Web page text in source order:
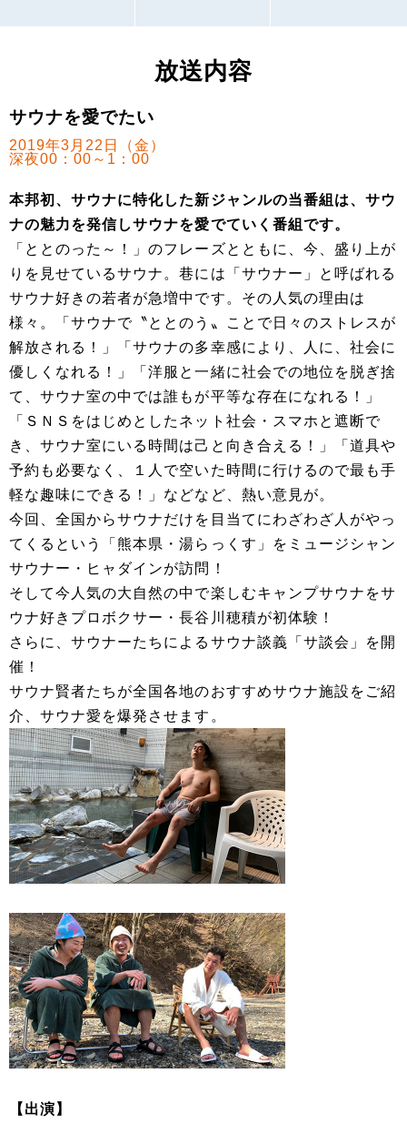
放送内容
サウナを愛でたい
2019年3月22日（金）
深夜00：00～1：00
本邦初、サウナに特化した新ジャンルの当番組は、サウ
ナの魅力を発信しサウナを愛でていく番組です。
「ととのった～！」のフレーズとともに、今、盛り上が
りを見せているサウナ。巷には「サウナー」と呼ばれる
サウナ好きの若者が急増中です。その人気の理由は
様々。「サウナで〝ととのう〟ことで日々のストレスが
解放される！」「サウナの多幸感により、人に、社会に
優しくなれる！」「洋服と一緒に社会での地位を脱ぎ捨
て、サウナ室の中では誰もが平等な存在になれる！」
「ＳＮＳをはじめとしたネット社会・スマホと遮断で
き、サウナ室にいる時間は己と向き合える！」「道具や
予約も必要なく、１人で空いた時間に行けるので最も手
軽な趣味にできる！」などなど、熱い意見が。
今回、全国からサウナだけを目当てにわざわざ人がやっ
てくるという「熊本県・湯らっくす」をミュージシャン
サウナー・ヒャダインが訪問！
そして今人気の大自然の中で楽しむキャンプサウナをサ
ウナ好きプロボクサー・長谷川穂積が初体験！
さらに、サウナーたちによるサウナ談義「サ談会」を開
催！
サウナ賢者たちが全国各地のおすすめサウナ施設をご紹
介、サウナ愛を爆発させます。
【出演】